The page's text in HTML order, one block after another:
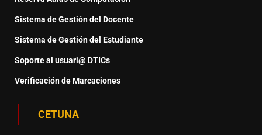
Sistema de Gestión del Docente
Sistema de Gestión del Estudiante
Soporte al usuari@ DTICs
Verificación de Marcaciones
CETUNA